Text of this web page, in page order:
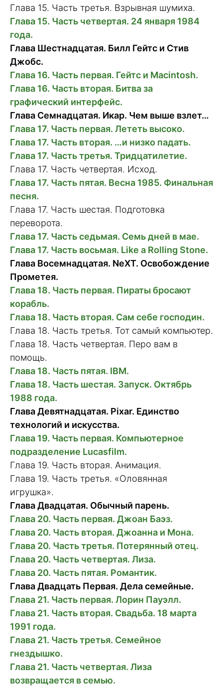
Глава 15. Часть третья. Взрывная шумиха.
Глава 15. Часть четвертая. 24 января 1984
года.
Глава Шестнадцатая. Билл Гейтс и Стив
Джобс.
Глава 16. Часть первая. Гейтс и Macintosh.
Глава 16. Часть вторая. Битва за
графический интерфейс.
Глава Семнадцатая. Икар. Чем выше взлет…
Глава 17. Часть первая. Лететь высоко.
Глава 17. Часть вторая. …и низко падать.
Глава 17. Часть третья. Тридцатилетие.
Глава 17. Часть четвертая. Исход.
Глава 17. Часть пятая. Весна 1985. Финальная
песня.
Глава 17. Часть шестая. Подготовка
переворота.
Глава 17. Часть седьмая. Семь дней в мае.
Глава 17. Часть восьмая. Like a Rolling Stone.
Глава Восемнадцатая. NeXT. Освобождение
Прометея.
Глава 18. Часть первая. Пираты бросают
корабль.
Глава 18. Часть вторая. Сам себе господин.
Глава 18. Часть третья. Тот самый компьютер.
Глава 18. Часть четвертая. Перо вам в
помощь.
Глава 18. Часть пятая. IBM.
Глава 18. Часть шестая. Запуск. Октябрь
1988 года.
Глава Девятнадцатая. Pixar. Единство
технологий и искусства.
Глава 19. Часть первая. Компьютерное
подразделение Lucasfilm.
Глава 19. Часть вторая. Анимация.
Глава 19. Часть третья. «Оловянная
игрушка».
Глава Двадцатая. Обычный парень.
Глава 20. Часть первая. Джоан Баэз.
Глава 20. Часть вторая. Джоанна и Мона.
Глава 20. Часть третья. Потерянный отец.
Глава 20. Часть четвертая. Лиза.
Глава 20. Часть пятая. Романтик.
Глава Двадцать Первая. Дела семейные.
Глава 21. Часть первая. Лорин Пауэлл.
Глава 21. Часть вторая. Свадьба. 18 марта
1991 года.
Глава 21. Часть третья. Семейное
гнездышко.
Глава 21. Часть четвертая. Лиза
возвращается в семью.